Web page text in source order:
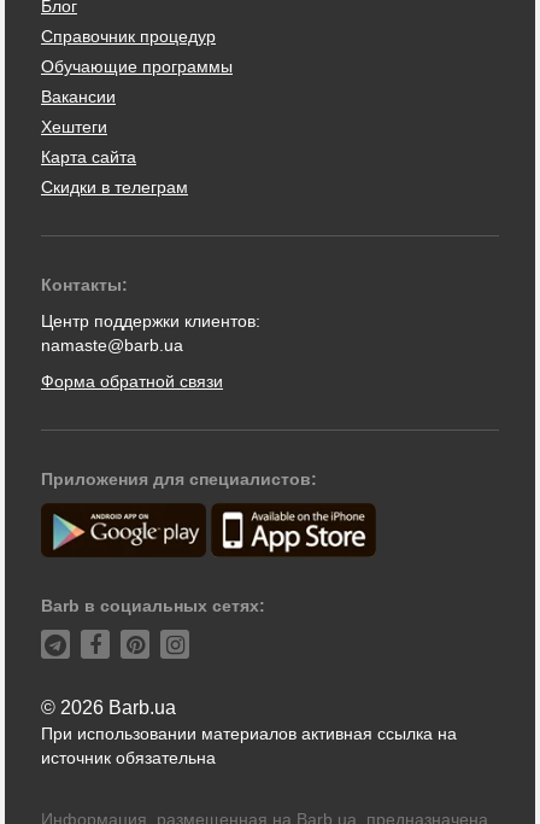
Блог
Справочник процедур
Обучающие программы
Вакансии
Хештеги
Карта сайта
Скидки в телеграм
Контакты:
Центр поддержки клиентов:
namaste@barb.ua
Форма обратной связи
Приложения для специалистов:
Barb в социальных сетях:
© 2026 Barb.ua
При использовании материалов активная ссылка на
источник обязательна
Информация, размещенная на Barb.ua, предназначена